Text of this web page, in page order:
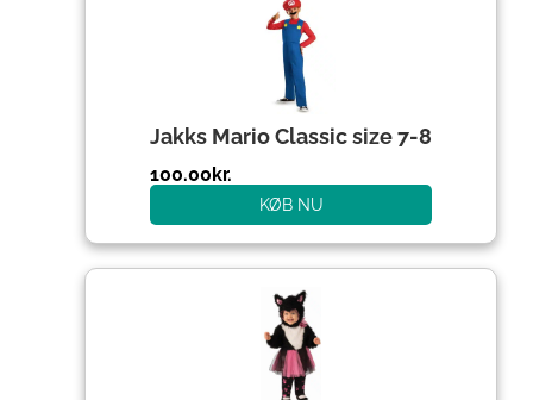
Jakks Mario Classic size 7-8
100.00kr.
aktuelle
100.00kr..
KØB NU